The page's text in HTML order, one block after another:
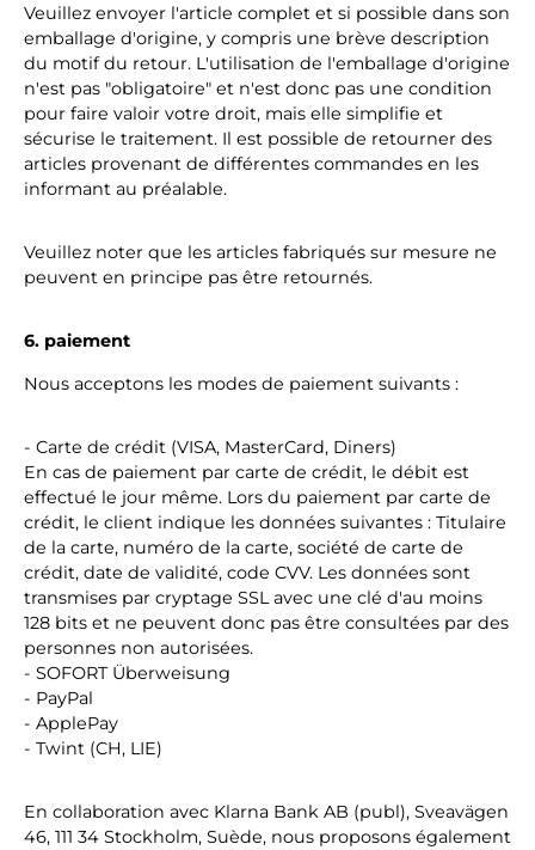
Veuillez envoyer l'article complet et si possible dans son
emballage d'origine, y compris une brève description
du motif du retour. L'utilisation de l'emballage d'origine
n'est pas "obligatoire" et n'est donc pas une condition
pour faire valoir votre droit, mais elle simplifie et
sécurise le traitement. Il est possible de retourner des
articles provenant de différentes commandes en les
informant au préalable.
Veuillez noter que les articles fabriqués sur mesure ne
peuvent en principe pas être retournés.
6. paiement
Nous acceptons les modes de paiement suivants :
- Carte de crédit (VISA, MasterCard, Diners)
En cas de paiement par carte de crédit, le débit est
effectué le jour même. Lors du paiement par carte de
crédit, le client indique les données suivantes : Titulaire
de la carte, numéro de la carte, société de carte de
crédit, date de validité, code CVV. Les données sont
transmises par cryptage SSL avec une clé d'au moins
128 bits et ne peuvent donc pas être consultées par des
personnes non autorisées.
- SOFORT Überweisung
- PayPal
- ApplePay
- Twint (CH, LIE)
En collaboration avec Klarna Bank AB (publ), Sveavägen
46, 111 34 Stockholm, Suède, nous proposons également